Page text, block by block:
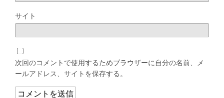
サイト
次回のコメントで使用するためブラウザーに自分の名前、メ
ールアドレス、サイトを保存する。